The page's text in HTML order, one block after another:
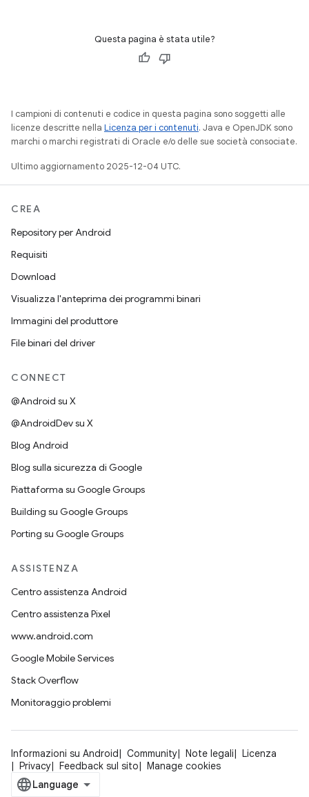
Questa pagina è stata utile?
I campioni di contenuti e codice in questa pagina sono soggetti alle
licenze descritte nella Licenza per i contenuti. Java e OpenJDK sono
marchi o marchi registrati di Oracle e/o delle sue società consociate.
Ultimo aggiornamento 2025-12-04 UTC.
CREA
Repository per Android
Requisiti
Download
Visualizza l'anteprima dei programmi binari
Immagini del produttore
File binari del driver
CONNECT
@Android su X
@AndroidDev su X
Blog Android
Blog sulla sicurezza di Google
Piattaforma su Google Groups
Building su Google Groups
Porting su Google Groups
ASSISTENZA
Centro assistenza Android
Centro assistenza Pixel
www.android.com
Google Mobile Services
Stack Overflow
Monitoraggio problemi
Informazioni su Android Community Note legali
Licenza
Privacy
Feedback sul sito Manage cookies